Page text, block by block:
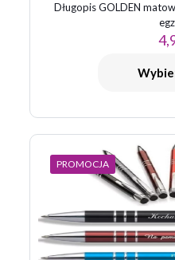
Długopis GOLDEN
PROMOCJA